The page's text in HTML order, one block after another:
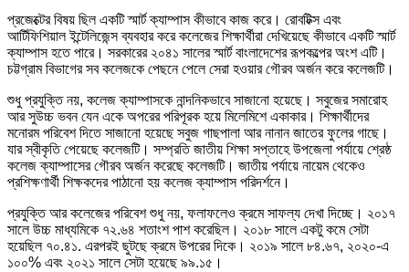
প্রজেক্টের বিষয় ছিল একটি স্মার্ট ক্যাম্পাস কীভাবে কাজ করে। রোবটিক্স এবং
আর্টিফিশিয়াল ইন্টেলিজেন্স ব্যবহার করে কলেজের শিক্ষার্থীরা দেখিয়েছে কীভাবে একটি স্মার্ট
ক্যাম্পাস হতে পারে। সরকারের ২০৪১ সালের স্মার্ট বাংলাদেশের রূপকল্পের অংশ এটি।
চট্টগ্রাম বিভাগের সব কলেজকে পেছনে পেলে সেরা হওয়ার গৌরব অর্জন করে কলেজটি।
শুধু প্রযুক্তি নয়, কলেজ ক্যাম্পাসকে নান্দনিকভাবে সাজানো হয়েছে। সবুজের সমারোহ
আর সুউচ্চ ভবন যেন একে অপরের পরিপূরক হয়ে মিলেমিশে একাকার। শিক্ষার্থীদের
মনোরম পরিবেশ দিতে সাজানো হয়েছে সবুজ গাছপালা আর নানান জাতের ফুলের গাছে।
যার স্বীকৃতি পেয়েছে কলেজটি। সম্প্রতি জাতীয় শিক্ষা সপ্তাহে উপজেলা পর্যায়ে শ্রেষ্ঠ
কলেজ ক্যাম্পাসের গৌরব অর্জন করেছে কলেজটি। জাতীয় পর্যায়ে নায়েম থেকেও
প্রশিক্ষণার্থী শিক্ষকদের পাঠানো হয় কলেজ ক্যাম্পাস পরিদর্শনে।
প্রযুক্তি আর কলেজের পরিবেশ শুধু নয়, ফলাফলেও ক্রমে সাফল্য দেখা দিচ্ছে। ২০১৭
সালে উচ্চ মাধ্যমিকে ৭২.৬৪ শতাংশ পাশ করেছিল। ২০১৮ সালে একটু কমে সেটা
হয়েছিল ৭০.৪১. এরপরই ছুটছে ক্রমে উপরের দিকে। ২০১৯ সালে ৮৪.৬৭, ২০২০-এ
১০০% এবং ২০২১ সালে সেটা হয়েছে ৯৯.১৫।